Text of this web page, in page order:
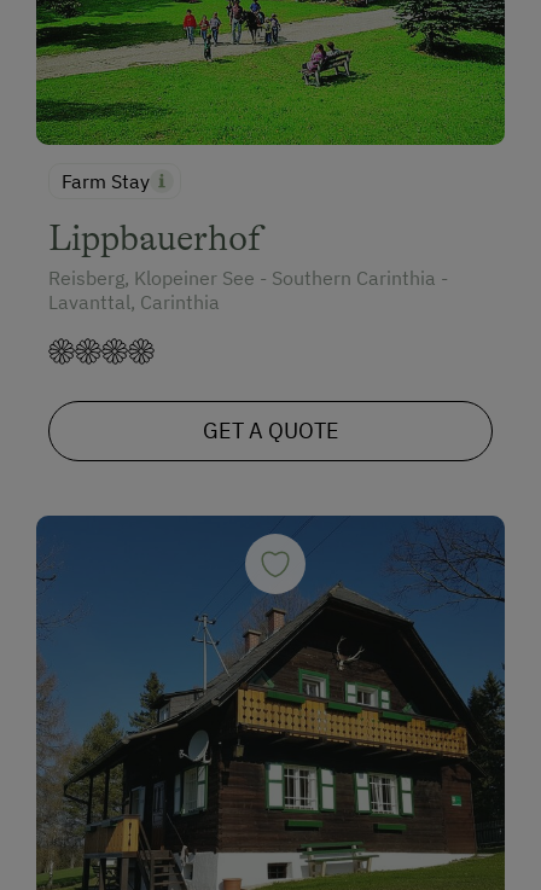
Farm Stay
Lippbauerhof
Reisberg, Klopeiner See - Southern Carinthia -
Lavanttal, Carinthia
GET A QUOTE